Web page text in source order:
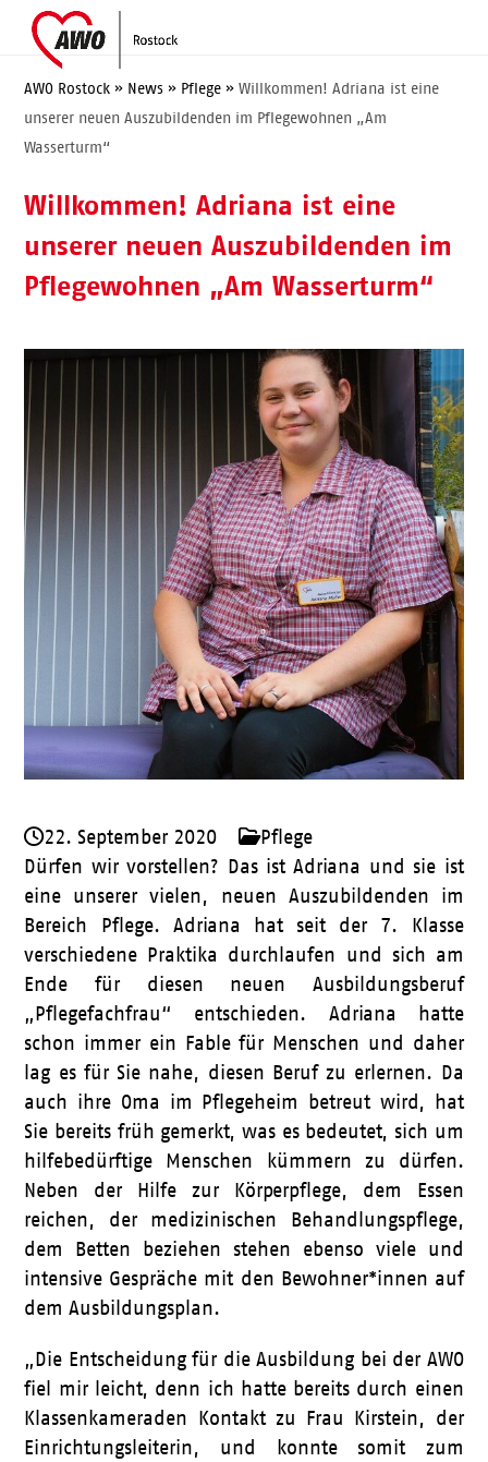
content
Open
mobile
menu
Close
mobile
menu
AWO Rostock » News » Pflege »Willkommen! Adriana ist eine
unserer neuen Auszubildenden im Pflegewohnen „Am
Wasserturm“
Willkommen! Adriana ist eine
unserer neuen Auszubildenden im
Pflegewohnen „Am Wasserturm“
22. September 2020
Pflege
Dürfen wir vorstellen? Das ist Adriana und sie ist
eine unserer vielen, neuen Auszubildenden im
Bereich Pflege. Adriana hat seit der 7. Klasse
verschiedene Praktika durchlaufen und sich am
Ende für diesen neuen Ausbildungsberuf
„Pflegefachfrau“ entschieden. Adriana hatte
schon immer ein Fable für Menschen und daher
lag es für Sie nahe, diesen Beruf zu erlernen. Da
auch ihre Oma im Pflegeheim betreut wird, hat
Sie bereits früh gemerkt, was es bedeutet, sich um
hilfebedürftige Menschen kümmern zu dürfen.
Neben der Hilfe zur Körperpflege, dem Essen
reichen, der medizinischen Behandlungspflege,
dem Betten beziehen stehen ebenso viele und
intensive Gespräche mit den Bewohner*innen auf
dem Ausbildungsplan.
„Die Entscheidung für die Ausbildung bei der AWO
fiel mir leicht, denn ich hatte bereits durch einen
Klassenkameraden Kontakt zu Frau Kirstein, der
Einrichtungsleiterin, und konnte somit zum